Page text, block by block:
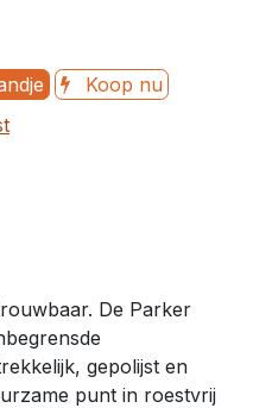
Koop nu
De Parker
gepolijst en
punt in roestvrij